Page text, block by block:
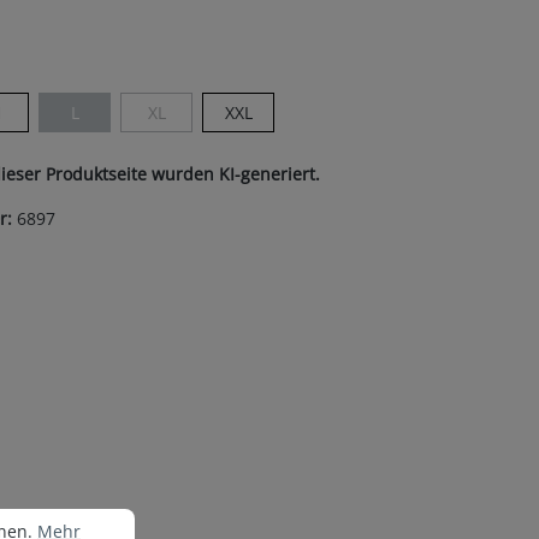
zurzeit nicht verfügbar.)
L
(Diese Option ist zurzeit nicht verfügbar.)
XL(Diese Option ist zurzeit nicht verfügbar.)
XXL
Produktseite wurden KI-generiert.
6897
Mehr Informationen ...
Mehr